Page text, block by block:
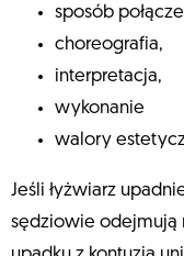
sposób
choreografia,
interpretacja,
wykonanie
walory
Jeśli łyżwiarz
sędziowie odejmują